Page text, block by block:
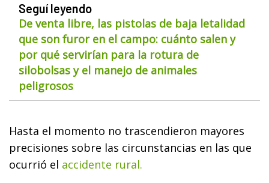
Seguí leyendo
De venta libre, las pistolas de baja letalidad
que son furor en el campo: cuánto salen y
por qué servirían para la rotura de
silobolsas y el manejo de animales
peligrosos
Hasta el momento no trascendieron mayores
precisiones sobre las circunstancias en las que
ocurrió el accidente rural.